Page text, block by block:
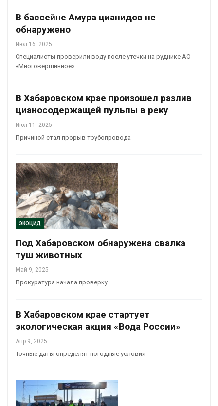
В бассейне Амура цианидов не
обнаружено
Июл 16, 2025
Специалисты проверили воду после утечки на руднике АО
«Многовершинное»
В Хабаровском крае произошел разлив
цианосодержащей пульпы в реку
Июл 11, 2025
Причиной стал прорыв трубопровода
ЭКОЦИД
Под Хабаровском обнаружена свалка
туш животных
Май 9, 2025
Прокуратура начала проверку
В Хабаровском крае стартует
экологическая акция «Вода России»
Апр 9, 2025
Точные даты определят погодные условия